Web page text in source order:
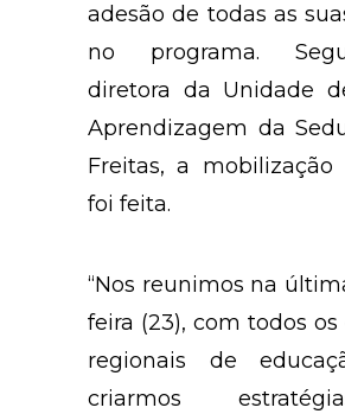
adesão de todas as
no programa.
diretora da Unidade
Aprendizagem da
Freitas, a
foi feita.
“Nos reunimos na
feira (23), com todos
regionais de
criarmos